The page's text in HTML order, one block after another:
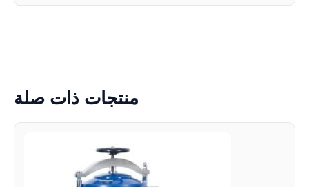
منتجات ذات صلة